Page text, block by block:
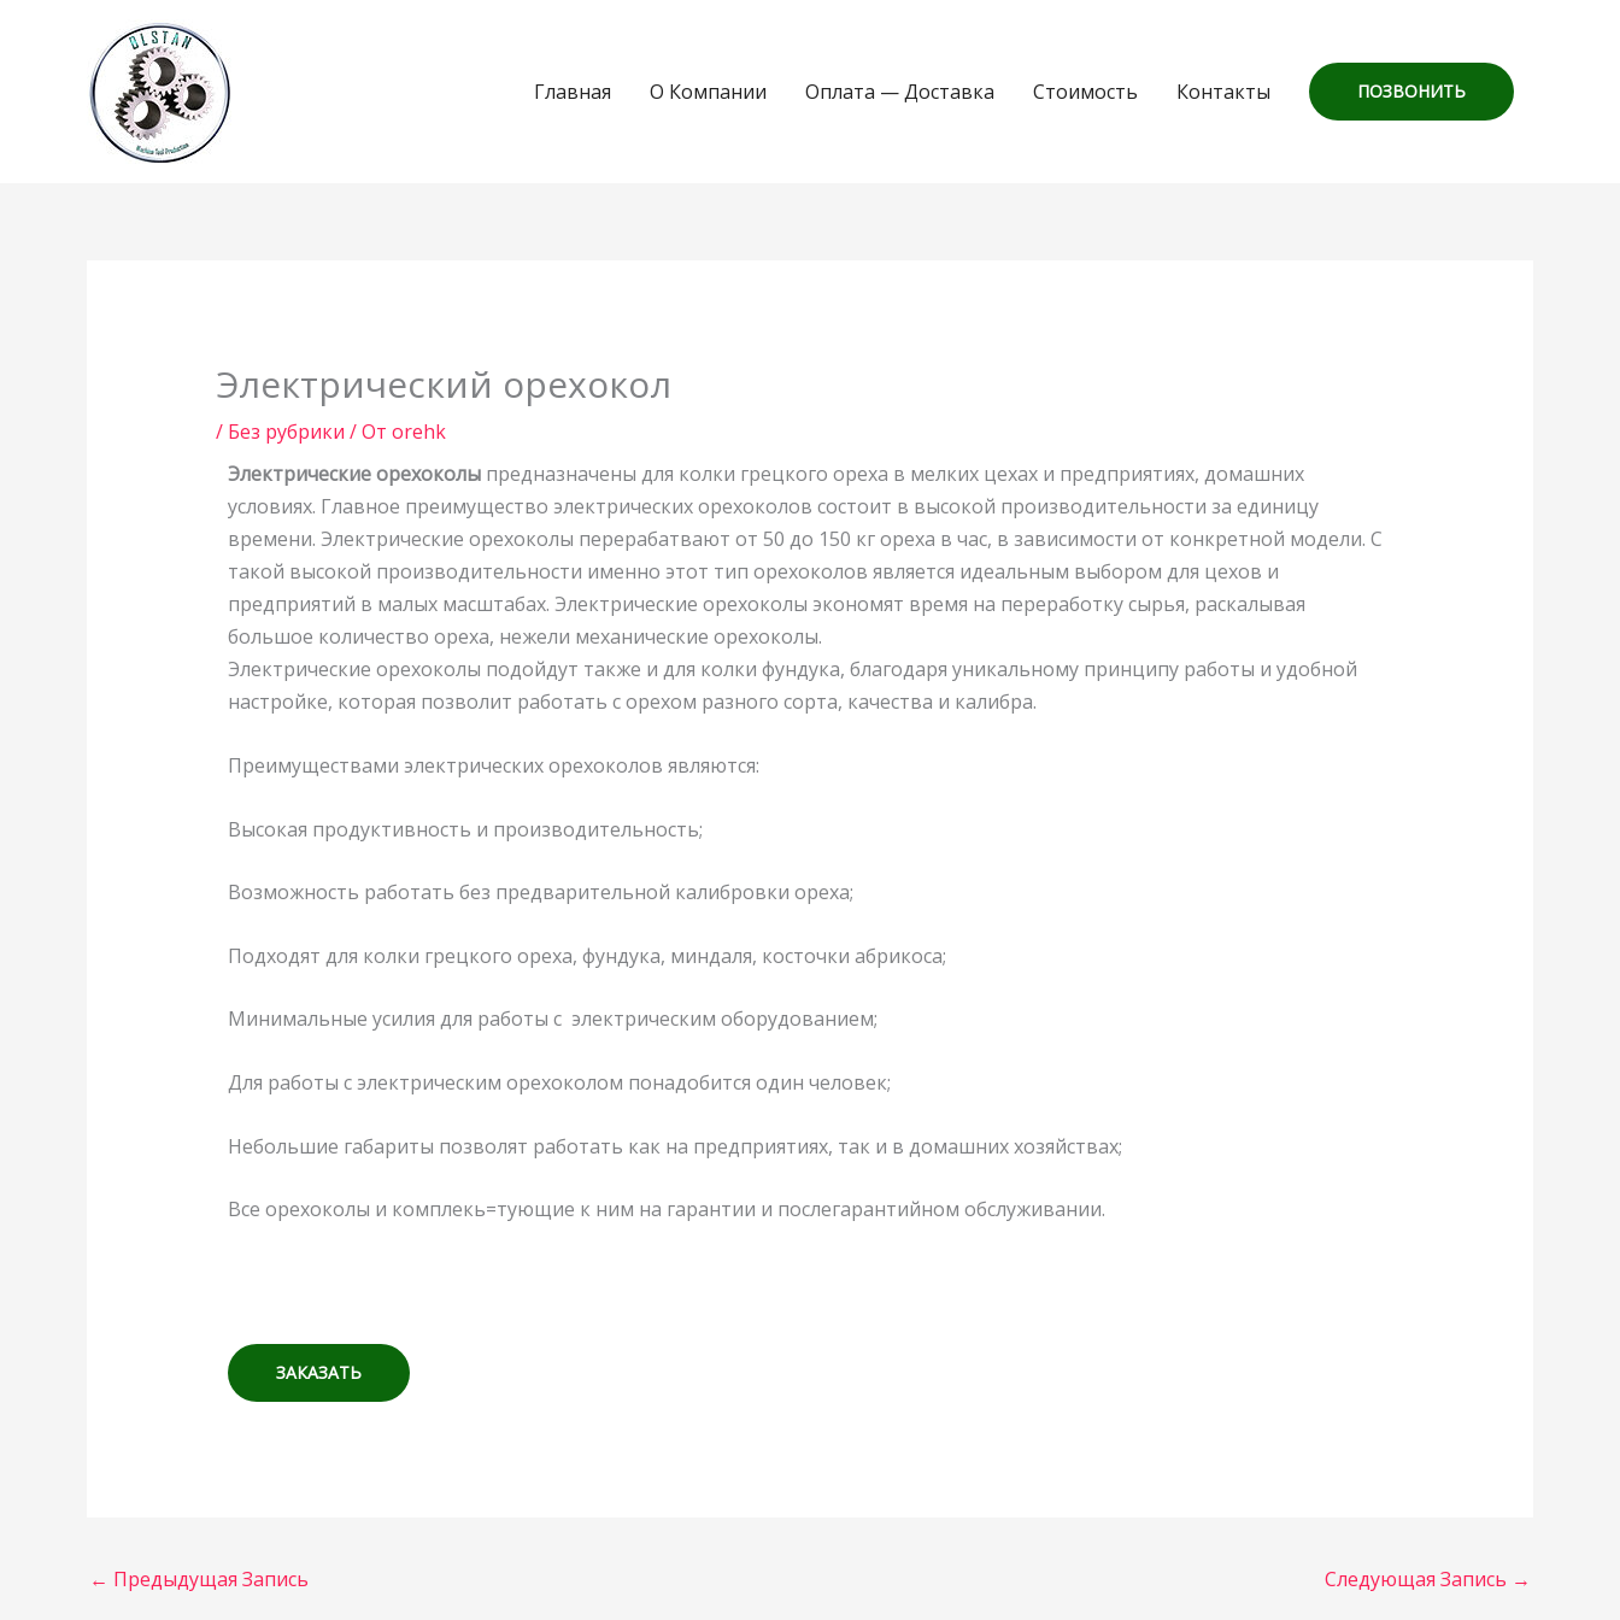
содержимому
Главная О Компании Оплата — Доставка Стоимость Контакты ПОЗВОНИТЬ
Электрический орехокол
/ Без рубрики / От orehk
Электрические орехоколыпредназначены для колки грецкого ореха в мелких цехах и предприятиях, домашних
условиях. Главное преимущество электрических орехоколов состоит в высокой производительности за единицу
времени. Электрические орехоколы перерабатвают от 50 до 150 кг ореха в час, в зависимости от конкретной модели. С
такой высокой производительности именно этот тип орехоколов является идеальным выбором для цехов и
предприятий в малых масштабах. Электрические орехоколы экономят время на переработку сырья, раскалывая
большое количество ореха, нежели механические орехоколы.
Электрические орехоколы подойдут также и для колки фундука, благодаря уникальному принципу работы и удобной
настройке, которая позволит работать с орехом разного сорта, качества и калибра.
Преимуществами электрических орехоколов являются:
Высокая продуктивность и производительность;
Возможность работать без предварительной калибровки ореха;
Подходят для колки грецкого ореха, фундука, миндаля, косточки абрикоса;
Минимальные усилия для работы с электрическим оборудованием;
Для работы с электрическим орехоколом понадобится один человек;
Небольшие габариты позволят работать как на предприятиях, так и в домашних хозяйствах;
Все орехоколы и комплекь=тующие к ним на гарантии и послегарантийном обслуживании.
ЗАКАЗАТЬ
← Предыдущая Запись Следующая Запись →